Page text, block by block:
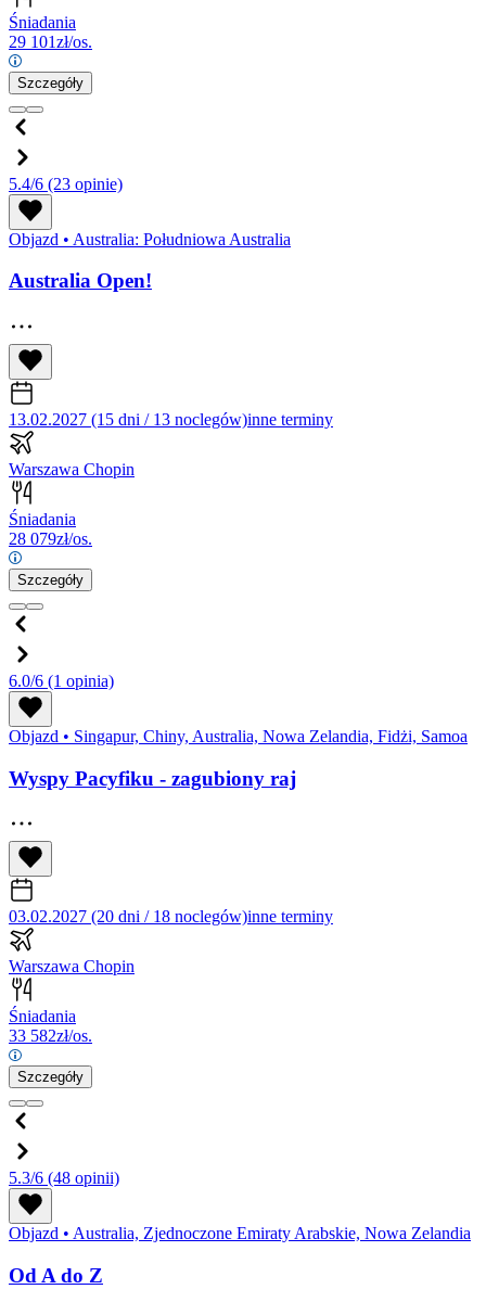
Śniadania
29 101zł/os.
Szczegóły
5.4/6 (23 opinie)
Objazd • Australia: Południowa Australia
Australia Open!
13.02.2027 (15 dni / 13 noclegów)inne terminy
Warszawa Chopin
Śniadania
28 079zł/os.
Szczegóły
6.0/6 (1 opinia)
Objazd • Singapur, Chiny, Australia, Nowa Zelandia, Fidżi, Samoa
Wyspy Pacyfiku - zagubiony raj
03.02.2027 (20 dni / 18 noclegów)inne terminy
Warszawa Chopin
Śniadania
33 582zł/os.
Szczegóły
5.3/6 (48 opinii)
Objazd • Australia, Zjednoczone Emiraty Arabskie, Nowa Zelandia
Od A do Z